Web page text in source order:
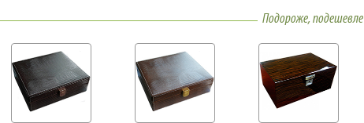
Подороже, подешевле